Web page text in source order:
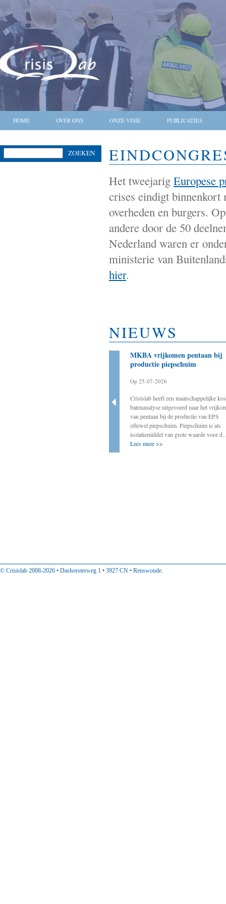
HOME OVER ONS ONZE VISIE PUBLICATIES
ZOEKEN
Het tweejarig Europese
crises eindigt binnenkort
overheden en burgers.
andere door de 50
Nederland waren er
ministerie van
hier.
NIEUWS
Crisislab ondersteunt de werkgroep BOVEN
MKBA vrijkomen pentaan bij
productie piepschuim
Op 25-07-2026
Crisislab heeft een maatschappelijke
batenanalyse uitgevoerd naar het
van pentaan bij de productie van EPS
oftewel piepschuim. Piepschuim is als
isolatiemiddel van grote waarde voor
Lees meer >>
© Crisislab 2008-2026 • Dashorsterweg 1 • 3927 CN • Renswoude.